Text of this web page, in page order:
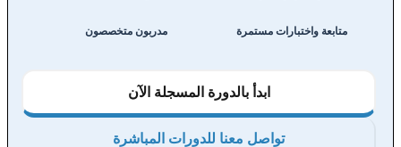
متابعة واختبارات مستمرة مدربون متخصصون
ابدأ بالدورة المسجلة الآن
تواصل معنا للدورات المباشرة